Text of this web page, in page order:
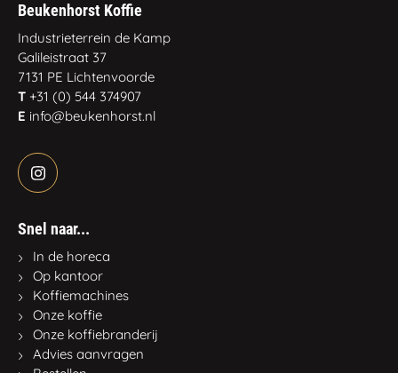
Beukenhorst Koffie
Industrieterrein de Kamp
Galileistraat 37
7131 PE Lichtenvoorde
T +31 (0) 544 374907
E info@beukenhorst.nl
Snel naar...
In de horeca
Op kantoor
Koffiemachines
Onze koffie
Onze koffiebranderij
Advies aanvragen